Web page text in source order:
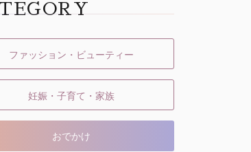
ファッション・ビューティー
妊娠・子育て・家族
おでかけ